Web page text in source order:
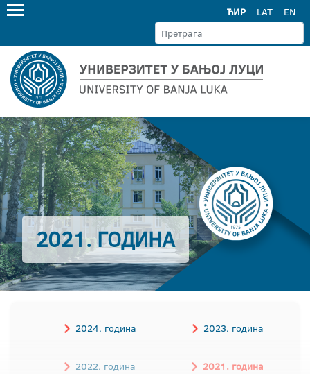
ЋИР LAT EN
2021. ГОДИНА
2024. година 2023. година
2022. година 2021. година